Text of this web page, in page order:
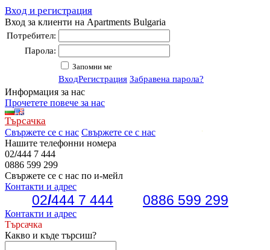
Вход и регистрация
Вход за клиенти на Apartments Bulgaria
Потребител:
Парола:
Запомни ме
ВходРегистрация Забравена парола?
Информация за нас
Прочетете повече за нас
Търсачка
Свържете се с нас Свържете се с нас
Нашите телефонни номера
02/444 7 444
0886 599 299
Свържете се с нас по и-мейл
Контакти и адрес
02/444 7 444 0886 599 299
Контакти и адрес
Търсачка
Какво и къде търсиш?